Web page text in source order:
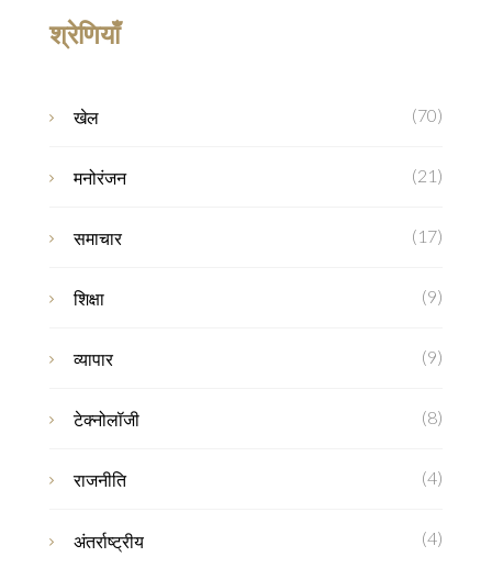
श्रेणियाँ
खेल (70)
मनोरंजन (21)
समाचार (17)
शिक्षा (9)
व्यापार (9)
टेक्नोलॉजी (8)
राजनीति (4)
अंतर्राष्ट्रीय (4)